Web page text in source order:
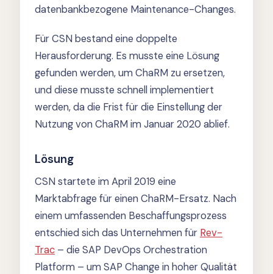
datenbankbezogene Maintenance-Changes.
Für CSN bestand eine doppelte
Herausforderung. Es musste eine Lösung
gefunden werden, um ChaRM zu ersetzen,
und diese musste schnell implementiert
werden, da die Frist für die Einstellung der
Nutzung von ChaRM im Januar 2020 ablief.
Lösung
CSN startete im April 2019 eine
Marktabfrage für einen ChaRM-Ersatz. Nach
einem umfassenden Beschaffungsprozess
entschied sich das Unternehmen für Rev-
Trac – die SAP DevOps Orchestration
Platform – um SAP Change in hoher Qualität